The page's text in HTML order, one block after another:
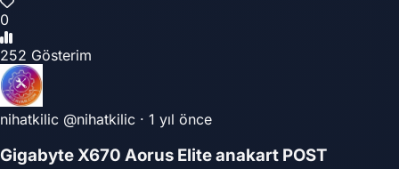
0
252 Gösterim
nihatkilic @nihatkilic · 1 yıl önce
Gigabyte X670 Aorus Elite anakart POST